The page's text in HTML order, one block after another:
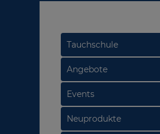
Tauchschule
Angebote
Events
Neuprodukte